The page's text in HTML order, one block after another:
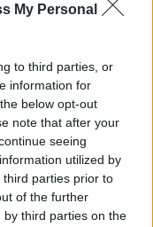
My Personal
to third parties, or
information for
below opt-out
note that after your
seeing
utilized by
parties prior to
of the further
third parties on the